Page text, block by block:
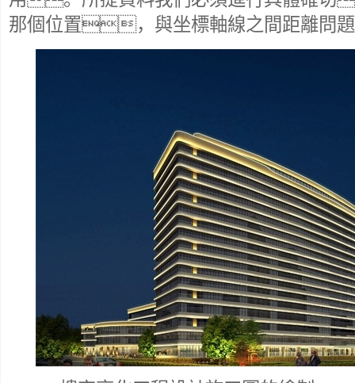
那個位置，與坐標軸線之間距離問